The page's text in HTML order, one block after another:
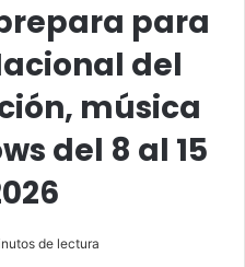
para
del
música
del 8 al 15
de lectura